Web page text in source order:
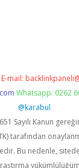
E-mail:
Whatsapp: 0262
@karabul
Sayılı Kanun
tarafından
Bu nedenle,